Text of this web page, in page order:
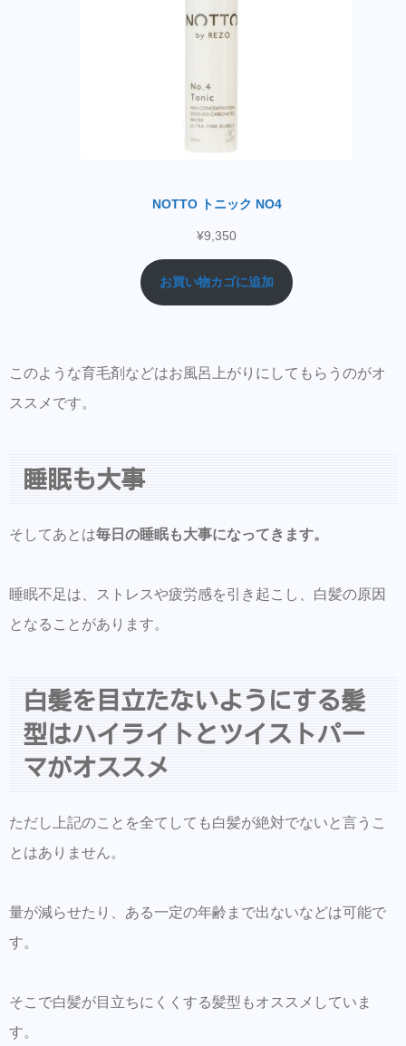
NOTTO トニック NO4
¥9,350
お買い物カゴに追加
このような育毛剤などはお風呂上がりにしてもらうのがオ
ススメです。
睡眠も大事
そしてあとは毎日の睡眠も大事になってきます。
睡眠不足は、ストレスや疲労感を引き起こし、白髪の原因
となることがあります。
白髪を目立たないようにする髪
型はハイライトとツイストパー
マがオススメ
ただし上記のことを全てしても白髪が絶対でないと言うこ
とはありません。
量が減らせたり、ある一定の年齢まで出ないなどは可能で
す。
そこで白髪が目立ちにくくする髪型もオススメしていま
す。